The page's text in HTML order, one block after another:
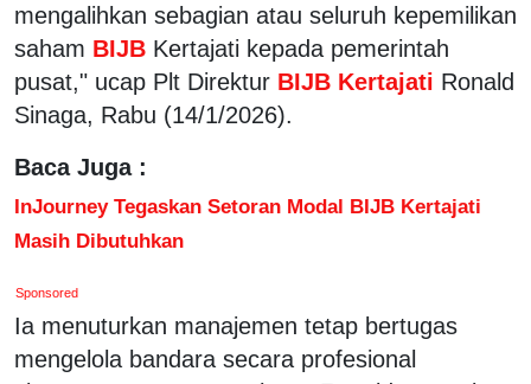
mengalihkan sebagian atau seluruh kepemilikan
saham BIJB Kertajati kepada pemerintah
pusat," ucap Plt Direktur BIJB Kertajati Ronald
Sinaga, Rabu (14/1/2026).
Baca Juga :
InJourney Tegaskan Setoran Modal BIJB Kertajati
Masih Dibutuhkan
Sponsored
Ia menuturkan manajemen tetap bertugas
mengelola bandara secara profesional